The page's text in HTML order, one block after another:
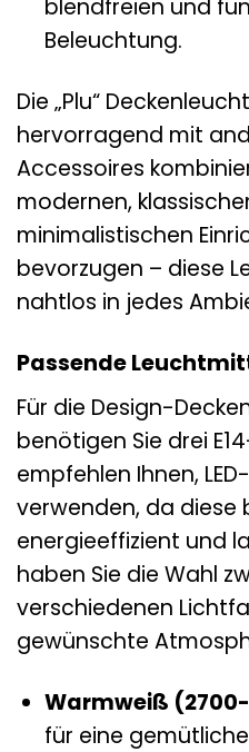
blendfreien und
Beleuchtung.
Die „Plu“
hervorragend mit
Accessoires
modernen,
minimalistischen
bevorzugen – diese
nahtlos in jedes
Passende
Für die Design-
benötigen Sie drei
empfehlen Ihnen,
verwenden, da diese
energieeffizient und
haben Sie die Wahl
verschiedenen
gewünschte
Warmweiß
für eine